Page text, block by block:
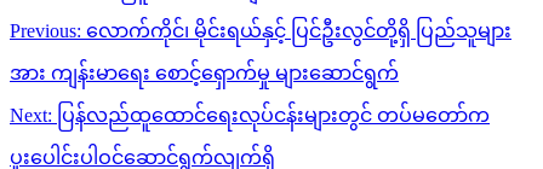
Post
navigation
Previous: လောက်ကိုင်၊ မိုင်းရယ်နှင့် ပြင်ဦးလွင်တို့ရှိ ပြည်သူများ
အား ကျန်းမာရေး စောင့်ရှောက်မှု များဆောင်ရွက်
Next: ပြန်လည်ထူထောင်ရေးလုပ်ငန်းများတွင် တပ်မတော်က
ပူးပေါင်းပါဝင်ဆောင်ရွက်လျက်ရှိ